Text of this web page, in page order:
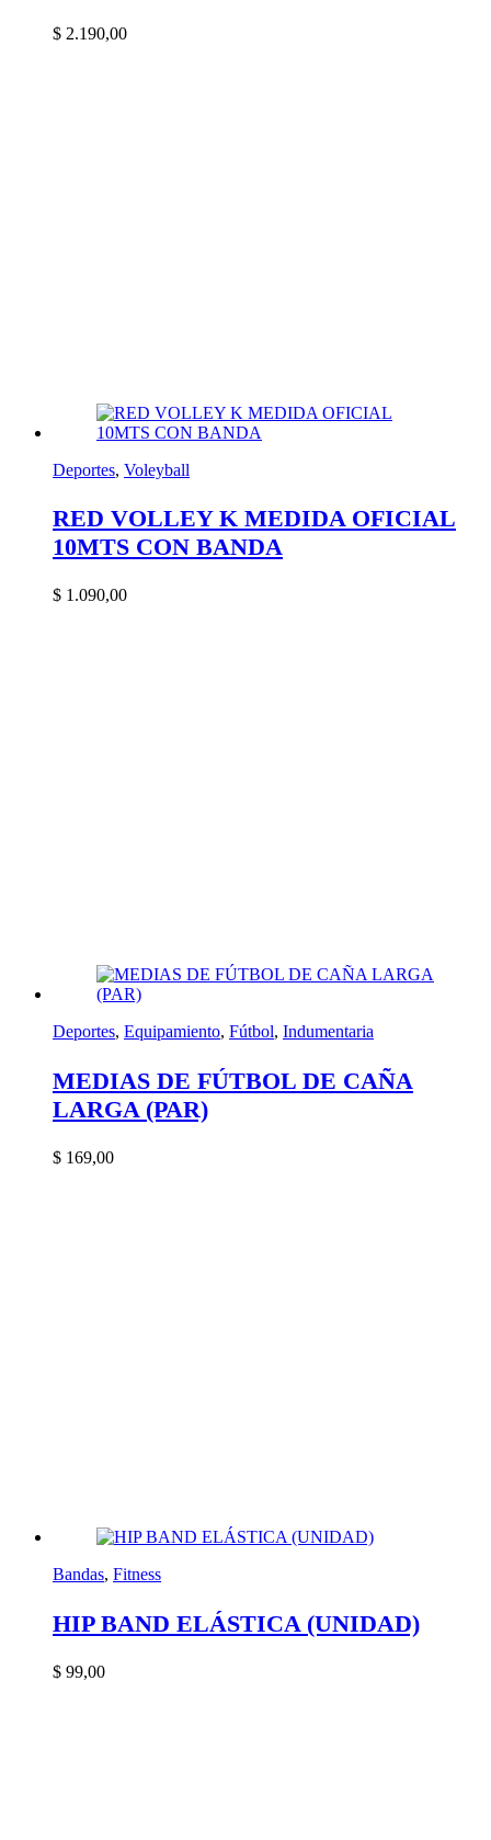
$ 2.190,00
Deportes, Voleyball
RED VOLLEY K MEDIDA OFICIAL
10MTS CON BANDA
$ 1.090,00
Deportes, Equipamiento, Fútbol, Indumentaria
MEDIAS DE FÚTBOL DE CAÑA
LARGA (PAR)
$ 169,00
Bandas, Fitness
HIP BAND ELÁSTICA (UNIDAD)
$ 99,00